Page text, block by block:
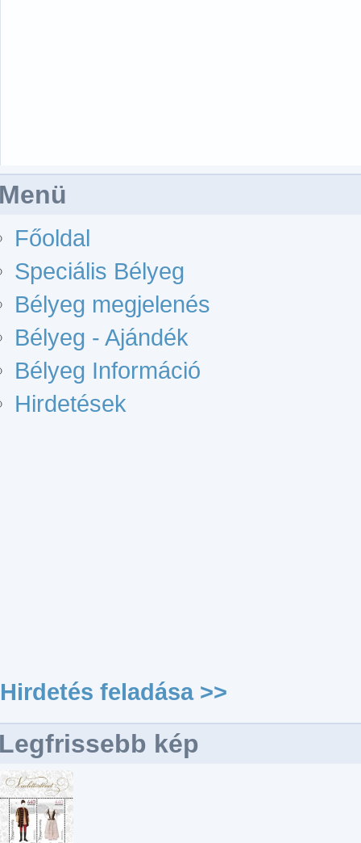
Főoldal
Speciális Bélyeg
Bélyeg megjelenés
Bélyeg - Ajándék
Bélyeg Információ
Hirdetések
Hirdetés feladása >>
kép